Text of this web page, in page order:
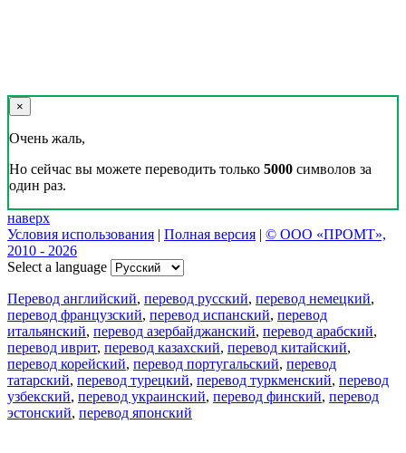
×
Очень жаль,
Но сейчас вы можете переводить только 5000 символов за
один раз.
наверх
Условия использования | Полная версия | © ООО «ПРОМТ»,
2010 - 2026
Select a language
Перевод английский, перевод русский, перевод немецкий,
перевод французский, перевод испанский, перевод
итальянский, перевод азербайджанский, перевод арабский,
перевод иврит, перевод казахский, перевод китайский,
перевод корейский, перевод португальский, перевод
татарский, перевод турецкий, перевод туркменский, перевод
узбекский, перевод украинский, перевод финский, перевод
эстонский, перевод японский